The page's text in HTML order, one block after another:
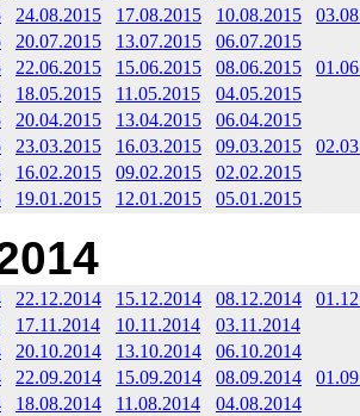
24.08.2015 17.08.2015 10.08.2015
20.07.2015 13.07.2015
06.07.2015
22.06.2015 15.06.2015 08.06.2015
18.05.2015 11.05.2015
04.05.2015
20.04.2015 13.04.2015
06.04.2015
23.03.2015 16.03.2015 09.03.2015
16.02.2015 09.02.2015
02.02.2015
19.01.2015 12.01.2015 05.01.2015
22.12.2014 15.12.2014 08.12.2014
17.11.2014 10.11.2014
03.11.2014
20.10.2014 13.10.2014
06.10.2014
22.09.2014 15.09.2014 08.09.2014
18.08.2014 11.08.2014
04.08.2014